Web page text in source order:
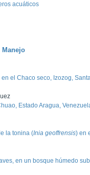
acuáticos
en el Chaco seco, Izozog,
Estado Aragua,
la tonina (Inia geoffrensis) en
en un bosque húmedo